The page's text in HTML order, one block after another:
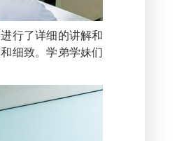
行了详细的讲解和
细致。学弟学妹们